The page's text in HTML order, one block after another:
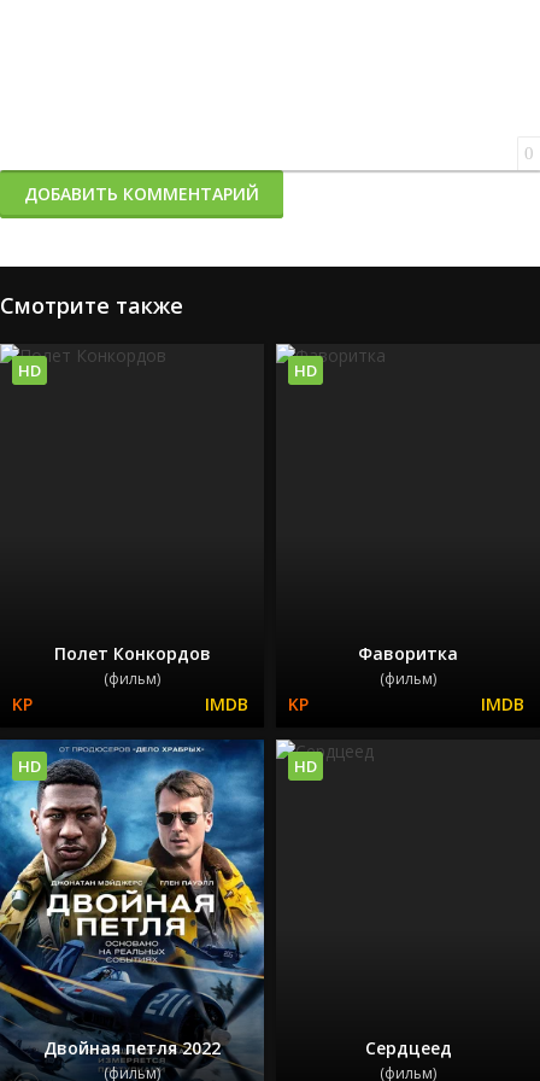
0
ДОБАВИТЬ КОММЕНТАРИЙ
Смотрите также
Полет Конкордов
(фильм)
HD
Фаворитка
(фильм)
HD
Двойная петля 2022
(фильм)
HD
Сердцеед
(фильм)
HD